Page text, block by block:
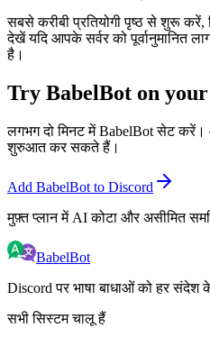
सबसे करीबी प्रतियोगी पृष्ठ से शुरू करें,
देखें यदि आपके सर्वर को पूर्वानुमानित
है।
Try BabelBot on
लगभग दो मिनट में BabelBot सेट करें।
शुरुआत कर सकते हैं।
Add BabelBot to Discord
मुफ़्त प्लान में AI कोटा और असीमित
BabelBot
Discord पर भाषा बाधाओं को हर संदेश
सभी सिस्टम चालू हैं